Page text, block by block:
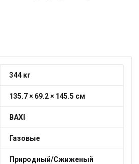
344 кг
135.7 × 69.2 × 145.5 см
BAXI
Газовые
Природный/Сжиженый